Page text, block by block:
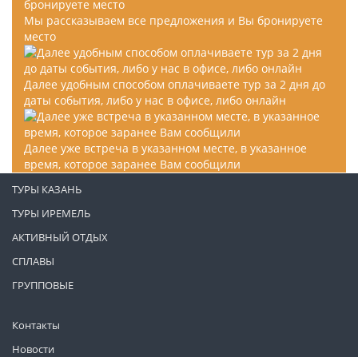
Мы рассказываем все предложения и Вы бронируете
место
Далее удобным способом оплачиваете тур за 2 дня до
даты события, либо у нас в офисе, либо онлайн
Далее уже встреча в указанном месте, в указанное
время, которое заранее Вам сообщили
Контакты
Новости
ТУРЫ КАЗАНЬ
ТУРЫ ИРЕМЕЛЬ
АКТИВНЫЙ ОТДЫХ
СПЛАВЫ
ГРУППОВЫЕ